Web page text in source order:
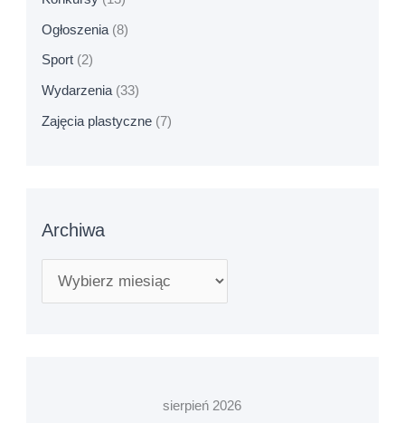
Ogłoszenia (8)
Sport (2)
Wydarzenia (33)
Zajęcia plastyczne (7)
Archiwa
sierpień 2026